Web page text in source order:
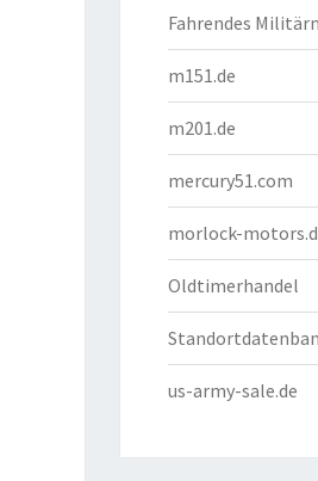
Fahrendes
m151.de
m201.de
mercury51.com
morlock-
Oldtimerhandel
us-army-sale.de